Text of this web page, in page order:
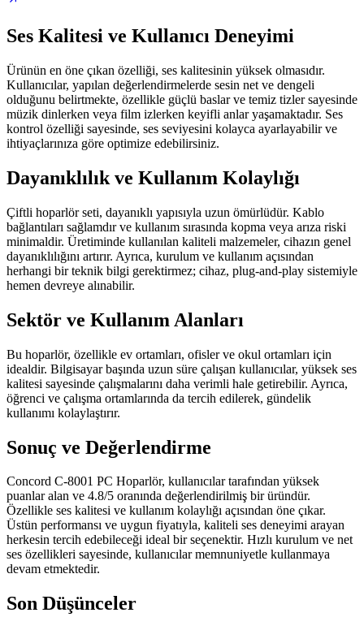
Ses Kalitesi ve Kullanıcı Deneyimi
Ürünün en öne çıkan özelliği, ses kalitesinin yüksek olmasıdır.
Kullanıcılar, yapılan değerlendirmelerde sesin net ve dengeli
olduğunu belirtmekte, özellikle güçlü baslar ve temiz tizler sayesinde
müzik dinlerken veya film izlerken keyifli anlar yaşamaktadır. Ses
kontrol özelliği sayesinde, ses seviyesini kolayca ayarlayabilir ve
ihtiyaçlarınıza göre optimize edebilirsiniz.
Dayanıklılık ve Kullanım Kolaylığı
Çiftli hoparlör seti, dayanıklı yapısıyla uzun ömürlüdür. Kablo
bağlantıları sağlamdır ve kullanım sırasında kopma veya arıza riski
minimaldir. Üretiminde kullanılan kaliteli malzemeler, cihazın genel
dayanıklılığını artırır. Ayrıca, kurulum ve kullanım açısından
herhangi bir teknik bilgi gerektirmez; cihaz, plug-and-play sistemiyle
hemen devreye alınabilir.
Sektör ve Kullanım Alanları
Bu hoparlör, özellikle ev ortamları, ofisler ve okul ortamları için
idealdir. Bilgisayar başında uzun süre çalışan kullanıcılar, yüksek ses
kalitesi sayesinde çalışmalarını daha verimli hale getirebilir. Ayrıca,
öğrenci ve çalışma ortamlarında da tercih edilerek, gündelik
kullanımı kolaylaştırır.
Sonuç ve Değerlendirme
Concord C-8001 PC Hoparlör, kullanıcılar tarafından yüksek
puanlar alan ve 4.8/5 oranında değerlendirilmiş bir üründür.
Özellikle ses kalitesi ve kullanım kolaylığı açısından öne çıkar.
Üstün performansı ve uygun fiyatıyla, kaliteli ses deneyimi arayan
herkesin tercih edebileceği ideal bir seçenektir. Hızlı kurulum ve net
ses özellikleri sayesinde, kullanıcılar memnuniyetle kullanmaya
devam etmektedir.
Son Düşünceler